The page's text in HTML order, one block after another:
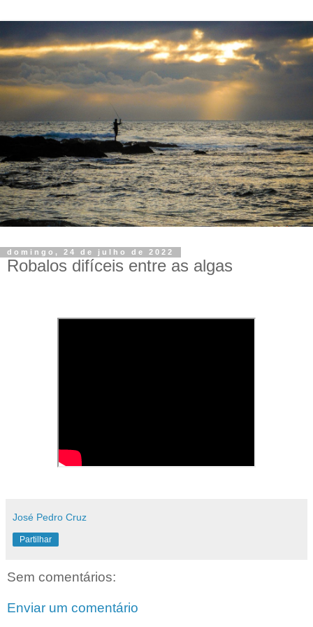
domingo, 24 de julho de 2022
Robalos difíceis entre as algas
José Pedro Cruz
Partilhar
Sem comentários:
Enviar um comentário